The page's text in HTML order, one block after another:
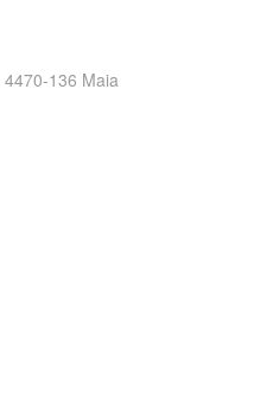
4470-136 Maia